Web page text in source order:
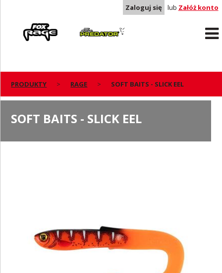
Zaloguj się lub Załóż konto
Predator
PRODUKTY RAGE SOFT BAITS - SLICK EEL
SOFT BAITS - SLICK EEL